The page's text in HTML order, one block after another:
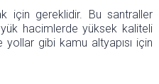
için gereklidir. Bu santraller
hacimlerde yüksek kaliteli
gibi kamu altyapısı için